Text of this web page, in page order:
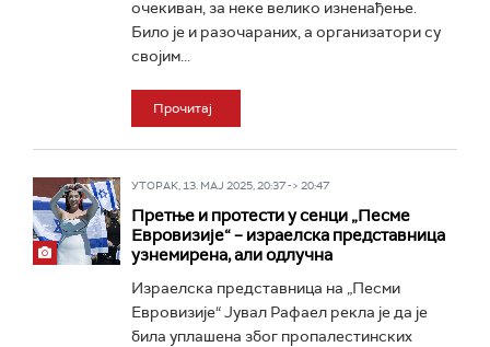
очекиван, за неке велико изненађење.
Било је и разочараних, а организатори су
својим...
Прочитај
УТОРАК, 13. МАЈ 2025, 20:37 -> 20:47
Претње и протести у сенци „Песме
Евровизије“ – израелска представница
узнемирена, али одлучна
Израелска представница на „Песми
Евровизије“ Јувал Рафаел рекла је да је
била уплашена због пропалестинских